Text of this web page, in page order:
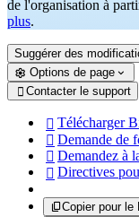
de l'organisation à
plus.
Suggérer des
Options de page
 Contacter le support
 Télécharger
 Demande de
 Demandez à
 Directives
Copier pour le